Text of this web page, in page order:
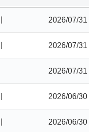
2026/07/31
2026/07/31
2026/07/31
2026/06/30
2026/06/30